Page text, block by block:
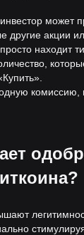
может
другие акции
находит
комиссию,